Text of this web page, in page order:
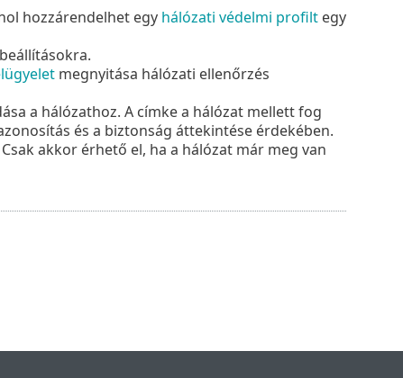
hozzárendelhet egy hálózati védelmi profiltegy
megnyitása hálózati ellenőrzés
a hálózathoz. A címke a hálózat mellett fog
és a biztonság áttekintése érdekében.
akkor érhető el, ha a hálózat már meg van